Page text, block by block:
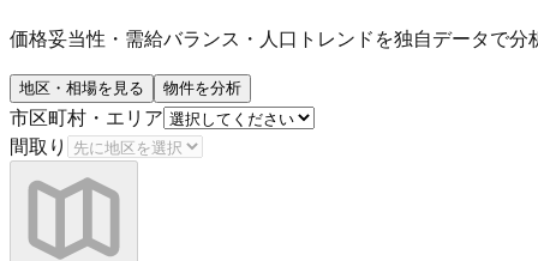
価格妥当性・需給バランス・人口トレンドを独自データで分
地区・相場を見る 物件を分析
市区町村・エリア
間取り